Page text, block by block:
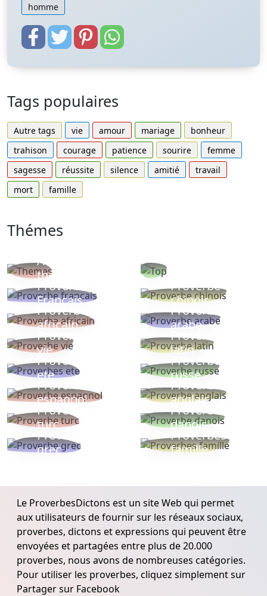
homme
Tags populaires
Autre tags vie amour mariage
bonheur
trahison
courage patience sourire
femme
sagesse
réussite silence amitié
travail
mort
famille
Thémes
Autres
thèmes
Proverbe
Français
Proverbe
chinois
Proverbe
africain
Proverbe
arabe
Proverbe
vie
Proverbe
latin
Proverbes
ete
Proverbe
russe
Proverbe
espagnol
Proverbe
anglais
Proverbe
turc
Proverbe
danois
Proverbe
grec
Proverbes
famille
Le ProverbesDictons est un site Web qui permet
aux utilisateurs de fournir sur les réseaux sociaux,
proverbes, dictons et expressions qui peuvent être
envoyées et partagées entre plus de 20.000
proverbes, nous avons de nombreuses catégories.
Pour utiliser les proverbes, cliquez simplement sur
Partager sur Facebook